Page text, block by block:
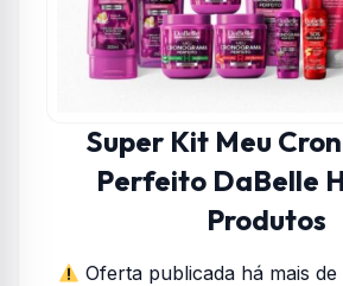
Super Kit Meu
Perfeito DaBelle
Produtos
Oferta publicada há mais de